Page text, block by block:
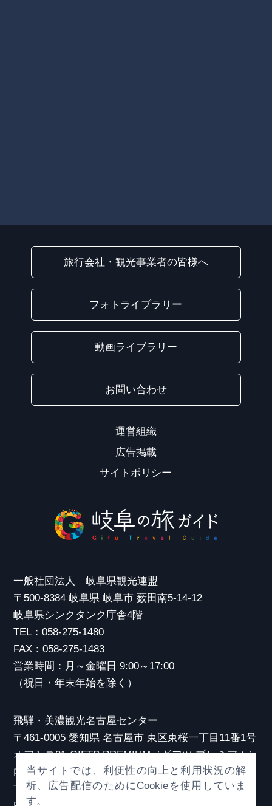
旅行会社・観光事業者の皆様へ
フォトライブラリー
動画ライブラリー
お問い合わせ
運営組織
広告掲載
サイトポリシー
一般社団法人 岐阜県観光連盟
〒500-8384 岐阜県 岐阜市 薮田南5-14-12
岐阜県シンクタンク庁舎4階
TEL：058-275-1480
FAX：058-275-1483
営業時間：月～金曜日 9:00～17:00
（祝日・年末年始を除く）
飛騨・美濃観光名古屋センター
〒461-0005 愛知県 名古屋市 東区東桜一丁目11番1号
オアシス21 GIFTS PREMIUM（ギフツ プレミアム）
内
TEL：052-253-6185
当サイトでは、利便性の向上と利用状況の解
析、広告配信のためにCookieを使用していま
す。